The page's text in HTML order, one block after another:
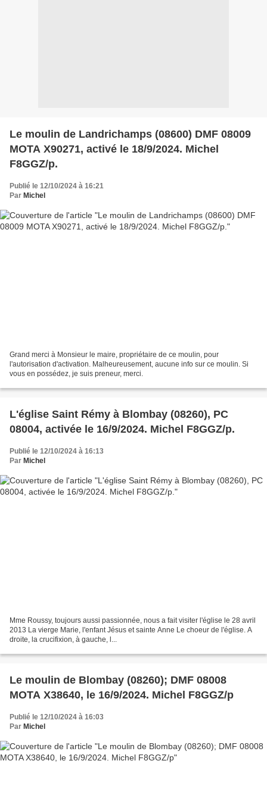
Le moulin de Landrichamps (08600) DMF 08009
MOTA X90271, activé le 18/9/2024. Michel
F8GGZ/p.
Publié le 12/10/2024 à 16:21
Par Michel
Grand merci à Monsieur le maire, propriétaire de ce moulin, pour
l'autorisation d'activation. Malheureusement, aucune info sur ce moulin. Si
vous en possédez, je suis preneur, merci.
L'église Saint Rémy à Blombay (08260), PC
08004, activée le 16/9/2024. Michel F8GGZ/p.
Publié le 12/10/2024 à 16:13
Par Michel
Mme Roussy, toujours aussi passionnée, nous a fait visiter l'église le 28 avril
2013 La vierge Marie, l'enfant Jésus et sainte Anne Le choeur de l'église. A
droite, la crucifixion, à gauche, l...
Le moulin de Blombay (08260); DMF 08008
MOTA X38640, le 16/9/2024. Michel F8GGZ/p
Publié le 12/10/2024 à 16:03
Par Michel